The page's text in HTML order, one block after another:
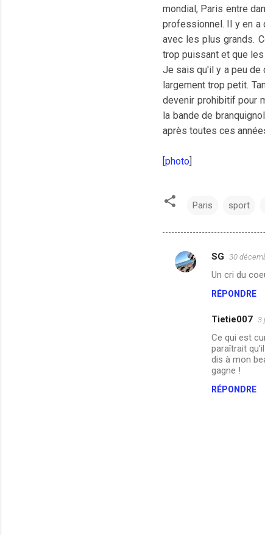
mondial, Paris entre
professionnel. Il y en a
avec les plus grands.
trop puissant et que
Je sais qu'il y a peu de
largement trop petit.
devenir prohibitif pour
la bande de
après toutes ces
[photo]
Paris sport
C
SG 30
Un cri du
RÉPONDRE
Tietie007 3
Ce qui est
paraîtrait
dis à mon
gagne !
RÉPONDRE